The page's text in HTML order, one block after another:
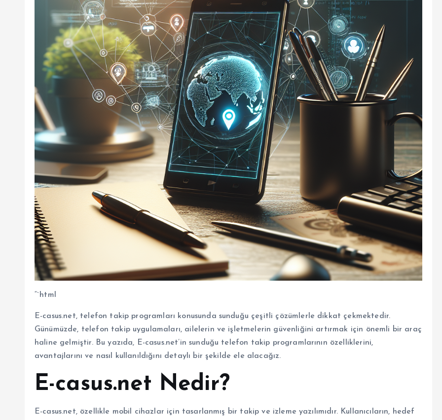
“`html
E-casus.net, telefon takip programları konusunda sunduğu çeşitli çözümlerle dikkat çekmektedir.
Günümüzde, telefon takip uygulamaları, ailelerin ve işletmelerin güvenliğini artırmak için önemli bir araç
haline gelmiştir. Bu yazıda, E-casus.net’in sunduğu telefon takip programlarının özelliklerini,
avantajlarını ve nasıl kullanıldığını detaylı bir şekilde ele alacağız.
E-casus.net Nedir?
E-casus.net, özellikle mobil cihazlar için tasarlanmış bir takip ve izleme yazılımıdır. Kullanıcıların, hedef